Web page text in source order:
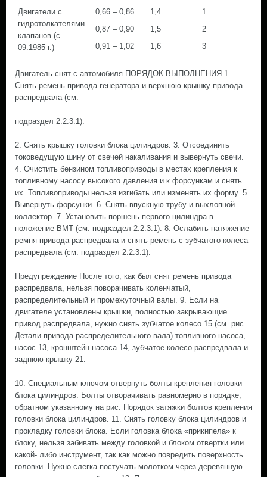
Двигатели с
гидротолкателями
клапанов (с
09.1985 г.)
0,66 – 0,86 1,4
1
0,87 – 0,90
1,5
2
0,91 – 1,02
1,6 3
Двигатель снят с автомобиля ПОРЯДОК ВЫПОЛНЕНИЯ 1.
Снять ремень привода генератора и верхнюю крышку привода
распредвала (см.
подраздел 2.2.3.1).
2. Снять крышку головки блока цилиндров. 3. Отсоединить
токоведущую шину от свечей накаливания и вывернуть свечи.
4. Очистить бензином топливоприводы в местах крепления к
топливному насосу высокого давления и к форсункам и снять
их. Топливоприводы нельзя изгибать или изменять их форму. 5.
Вывернуть форсунки. 6. Снять впускную трубу и выхлопной
коллектор. 7. Установить поршень первого цилиндра в
положение ВМТ (см. подраздел 2.2.3.1). 8. Ослабить натяжение
ремня привода распредвала и снять ремень с зубчатого колеса
распредвала (см. подраздел 2.2.3.1).
Предупреждение После того, как был снят ремень привода
распредвала, нельзя поворачивать коленчатый,
распределительный и промежуточный валы. 9. Если на
двигателе установлены крышки, полностью закрывающие
привод распредвала, нужно снять зубчатое колесо 15 (см. рис.
Детали привода распределительного вала) топливного насоса,
насос 13, кронштейн насоса 14, зубчатое колесо распредвала и
заднюю крышку 21.
10. Специальным ключом отвернуть болты крепления головки
блока цилиндров. Болты отворачивать равномерно в порядке,
обратном указанному на рис. Порядок затяжки болтов крепления
головки блока цилиндров. 11. Снять головку блока цилиндров и
прокладку головки блока. Если головка блока «прикипела» к
блоку, нельзя забивать между головкой и блоком отвертки или
какой- либо инструмент, так как можно повредить поверхность
головки. Нужно слегка постучать молотком через деревянную